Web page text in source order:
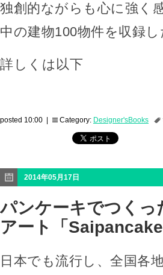
独創的ながらも心に強く
中の建物100物件を収録し
詳しくは以下
posted 10:00 | Category: Designer'sBooks
2014年05月17日
パンケーキでつく
アート「
日本でも流行し、全国各